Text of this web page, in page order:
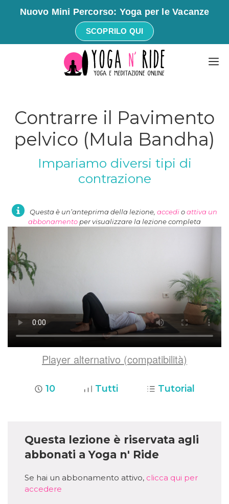
Nuovo Mini Percorso: Yoga per le Vacanze
SCOPRILO QUI
Contrarre il Pavimento
pelvico (Mula Bandha)
Impariamo diversi tipi di
contrazione
Questa è un’anteprima della lezione, accedioattiva un
abbonamento per visualizzare la lezione completa
Player alternativo (compatibilità)
10 Tutti Tutorial
Questa lezione è riservata agli
abbonati a Yoga n' Ride
Se hai un abbonamento attivo, clicca qui per
accedere